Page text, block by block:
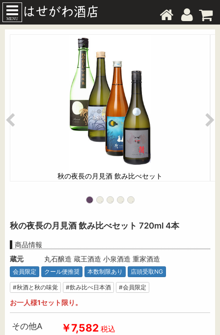
MENU
秋の夜長の月見酒 飲み比べセット
秋の夜長の月見酒 飲み比べセット 720ml 4本
商品情報
蔵元
丸石醸造 蔵王酒造 小泉酒造 重家酒造
会員限定 クール便推奨 本数制限あり 店頭受取NG
#秋酒と秋の味覚 #飲み比べ日本酒 #会員限定
お一人様1セット限り。
その他A ￥7,582 税込